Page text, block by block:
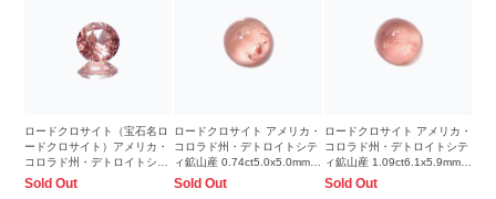
ロードクロサイト（宝石名ロ
ードクロサイト）アメリカ・
コロラド州・デトロイトシテ
ィ鉱山産 0.27ct 識別済
Sold Out
ロードクロサイト アメリカ・
コロラド州・デトロイトシテ
ィ鉱山産 0.74ct5.0x5.0mm前
後
Sold Out
ロードクロサイト アメリカ・
コロラド州・デトロイトシテ
ィ鉱山産 1.09ct6.1x5.9mm前
後
Sold Out